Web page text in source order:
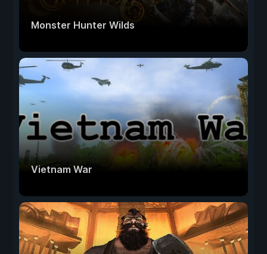
Monster Hunter Wilds
Vietnam War